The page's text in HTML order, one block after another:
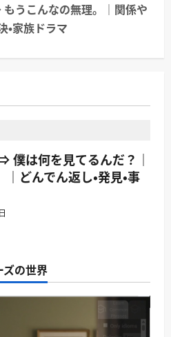
もうこんなの無理。｜関係や
・家族ドラマ
僕は何を見てるんだ？｜
どんでん返し・発見・事
ズの世界